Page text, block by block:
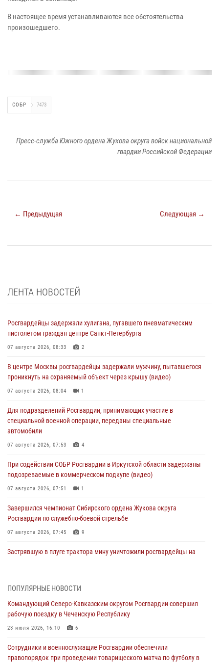
В настоящее время устанавливаются все обстоятельства
произошедшего.
СОБР 7473
Пресс-служба Южного ордена Жукова округа войск национальной
гвардии Российской Федерации
← Предыдущая Следующая →
ЛЕНТА НОВОСТЕЙ
Росгвардейцы задержали хулигана, пугавшего пневматическим
пистолетом граждан центре Санкт-Петербурга
07 августа 2026, 08:33 2
В центре Москвы росгвардейцы задержали мужчину, пытавшегося
проникнуть на охраняемый объект через крышу (видео)
07 августа 2026, 08:04 1
Для подразделений Росгвардии, принимающих участие в
специальной военной операции, переданы специальные
автомобили
07 августа 2026, 07:53 4
При содействии СОБР Росгвардии в Иркутской области задержаны
подозреваемые в коммерческом подкупе (видео)
07 августа 2026, 07:51 1
Завершился чемпионат Сибирского ордена Жукова округа
Росгвардии по служебно-боевой стрельбе
07 августа 2026, 07:45 9
Застрявшую в плуге трактора мину уничтожили росгвардейцы на
святого праведного воина Федора Ушакова (видео)
07 августа 2026, 06:15
Народной Республики
07 августа 2026, 05:00
ПОПУЛЯРНЫЕ НОВОСТИ
Командующий Северо-Кавказским округом Росгвардии совершил
рабочую поездку в Чеченскую Республику
23 июля 2026, 16:10 6
Сотрудники и военнослужащие Росгвардии обеспечили
правопорядок при проведении товарищеского матча по футболу в